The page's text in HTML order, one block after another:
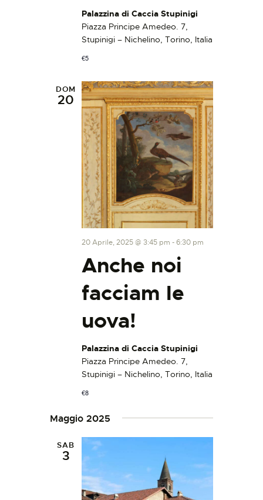
Palazzina di Caccia Stupinigi
Piazza Principe Amedeo. 7,
Stupinigi – Nichelino, Torino, Italia
€5
DOM
20
Anche noi
facciam le
uova!
20 Aprile, 2025 @ 3:45 pm -6:30 pm
Palazzina di Caccia Stupinigi
Piazza Principe Amedeo. 7,
Stupinigi – Nichelino, Torino, Italia
€8
Maggio 2025
SAB
3